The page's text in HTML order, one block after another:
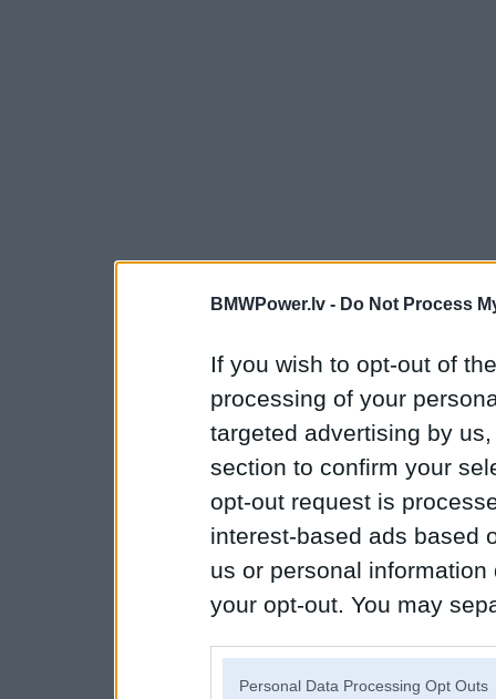
BMWPower.lv - Do Not Process
If you wish to opt-out of
processing of your
targeted advertising by
section to confirm your
opt-out request is
interest-based ads based
us or personal
your opt-out. You may
Personal Data Processing Opt Outs